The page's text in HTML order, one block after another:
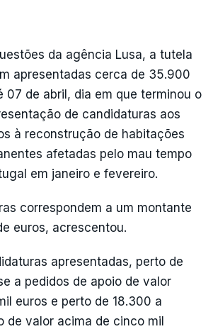
da agência Lusa, a tutela
apresentadas cerca de 35.900
07 de abril, dia em que terminou o
de candidaturas aos
à reconstrução de habitações
afetadas pelo mau tempo
em janeiro e fevereiro.
correspondem a um montante
euros, acrescentou.
apresentadas, perto de
a pedidos de apoio de valor
euros e perto de 18.300 a
de valor acima de cinco mil